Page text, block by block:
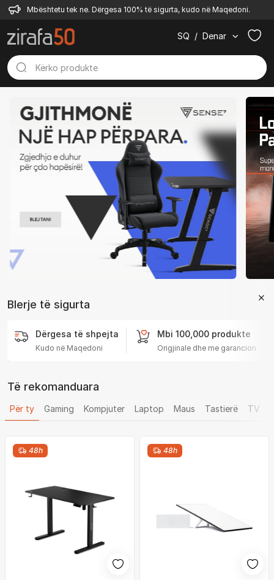
Mbështetu tek ne. Dërgesa 100% të sigurta, kudo në Maqedoni.
SQ / Denar
Blerje të sigurta
Dërgesa të shpejta
Kudo në Maqedoni
Mbi 100,000 produkte
Origjinale dhe me garancion
Të rekomanduara
Për ty Gaming Kompjuter Laptop Maus Tastierë TV
48h 48h